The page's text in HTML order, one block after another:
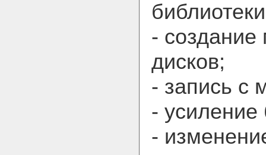
-
дисков;
- запись с
- усиление
-